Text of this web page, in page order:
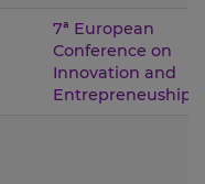
7ª European
Conference on
Innovation and
Entrepreneuship